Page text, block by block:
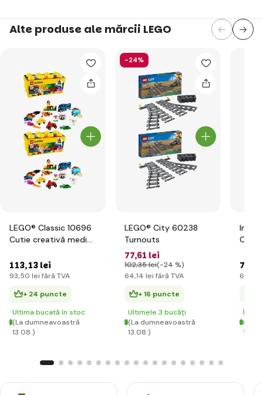
Alte produse ale mărcii LEGO
LEGO® Classic 10696
Cutie creativă medie
113,13 lei
93,50 lei fără TVA
+ 24 puncte
Ultima bucată în stoc
(La dumneavoastră
13.08.)
-24%
LEGO® City 60238
Turnouts
77,61 lei
102,35 lei(-24 %)
64,14 lei fără TVA
+ 16 puncte
Ultimele 3 bucăți
(La dumneavoastră
13.08.)
City
76
63
În
(La